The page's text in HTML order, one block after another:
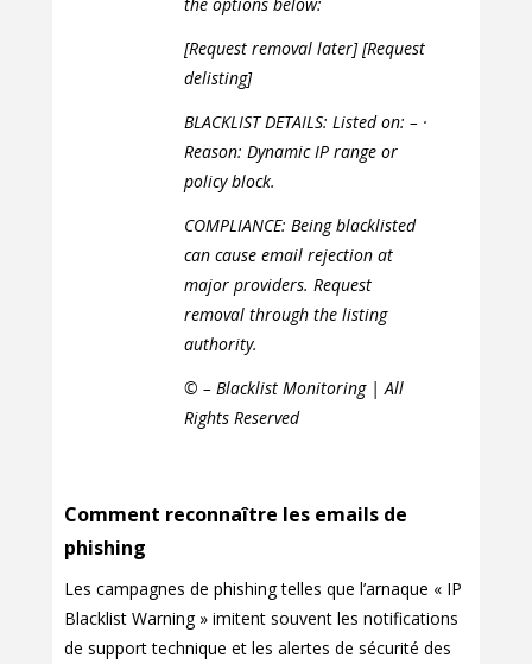
[Request removal later] [Request
delisting]
BLACKLIST DETAILS: Listed on: – ·
Reason: Dynamic IP range or
policy block.
COMPLIANCE: Being blacklisted
can cause email rejection at
major providers. Request
removal through the listing
authority.
© – Blacklist Monitoring | All
Rights Reserved
Comment reconnaître les emails de
phishing
Les campagnes de phishing telles que l’arnaque « IP
Blacklist Warning » imitent souvent les notifications
de support technique et les alertes de sécurité des